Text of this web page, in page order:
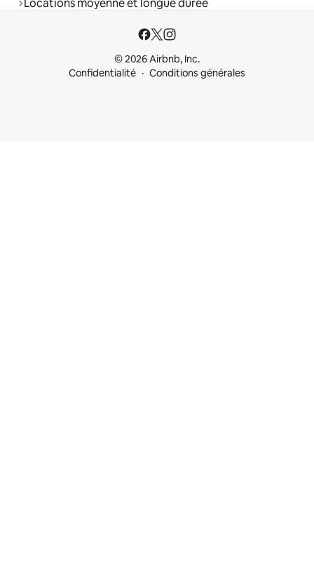
Locations moyenne et longue durée
© 2026 Airbnb, Inc.
Confidentialité
Conditions générales